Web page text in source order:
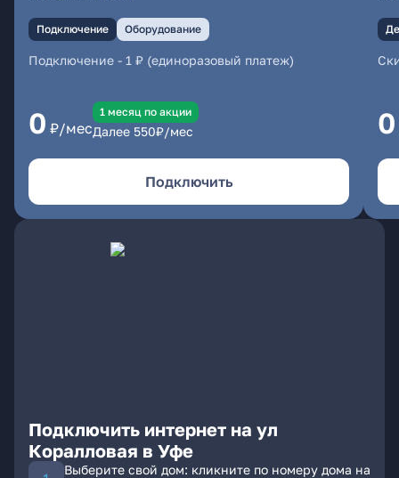
Подключение Оборудование
Подключение - 1 ₽ (единоразовый платеж)
0 ₽/мес
1 месяц по акции
Далее 550₽/мес
Подключить
0
Подключить интернет на ул
Коралловая в Уфе
Выберите свой дом: кликните по номеру дома на